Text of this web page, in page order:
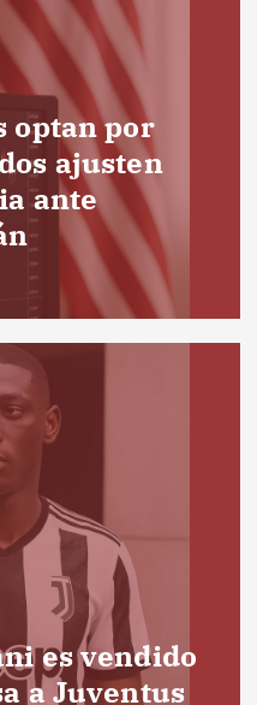
optan por
ajusten
ante
es vendido
a Juventus